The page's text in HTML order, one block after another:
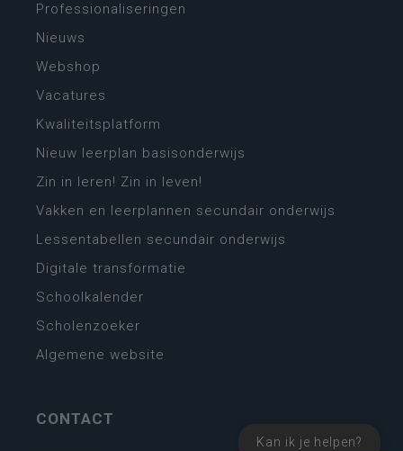
Kan ik je helpen?
Professionaliseringen
Nieuws
Webshop
Vacatures
Kwaliteitsplatform
Nieuw leerplan basisonderwijs
Zin in leren! Zin in leven!
Vakken en leerplannen secundair onderwijs
Lessentabellen secundair onderwijs
Digitale transformatie
Schoolkalender
Scholenzoeker
Algemene website
CONTACT